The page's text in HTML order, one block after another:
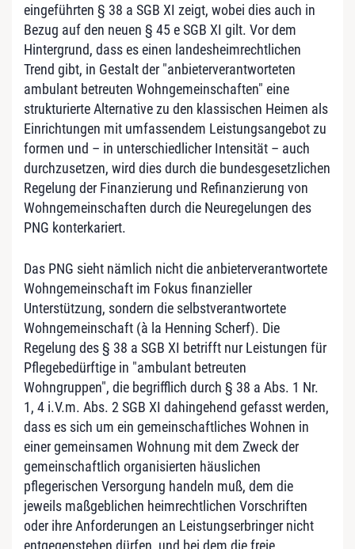
eingeführten § 38 a SGB XI zeigt, wobei dies auch in
Bezug auf den neuen § 45 e SGB XI gilt. Vor dem
Hintergrund, dass es einen landesheimrechtlichen
Trend gibt, in Gestalt der "anbieterverantworteten
ambulant betreuten Wohngemeinschaften" eine
strukturierte Alternative zu den klassischen Heimen als
Einrichtungen mit umfassendem Leistungsangebot zu
formen und – in unterschiedlicher Intensität – auch
durchzusetzen, wird dies durch die bundesgesetzlichen
Regelung der Finanzierung und Refinanzierung von
Wohngemeinschaften durch die Neuregelungen des
PNG konterkariert.
Das PNG sieht nämlich nicht die anbieterverantwortete
Wohngemeinschaft im Fokus finanzieller
Unterstützung, sondern die selbstverantwortete
Wohngemeinschaft (à la Henning Scherf). Die
Regelung des § 38 a SGB XI betrifft nur Leistungen für
Pflegebedürftige in "ambulant betreuten
Wohngruppen", die begrifflich durch § 38 a Abs. 1 Nr.
1, 4 i.V.m. Abs. 2 SGB XI dahingehend gefasst werden,
dass es sich um ein gemeinschaftliches Wohnen in
einer gemeinsamen Wohnung mit dem Zweck der
gemeinschaftlich organisierten häuslichen
pflegerischen Versorgung handeln muß, dem die
jeweils maßgeblichen heimrechtlichen Vorschriften
oder ihre Anforderungen an Leistungserbringer nicht
entgegenstehen dürfen, und bei dem die freie